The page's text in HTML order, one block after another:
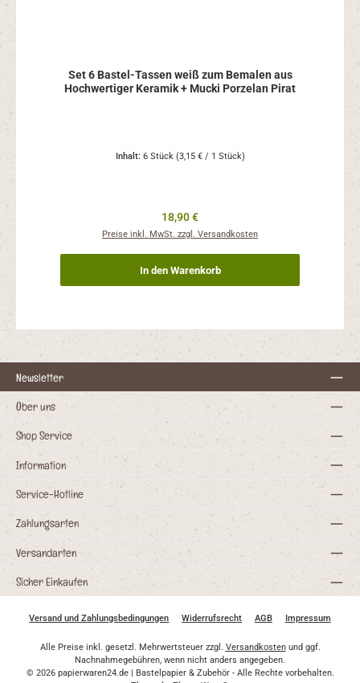
Set 6 Bastel-Tassen weiß zum Bemalen aus
Hochwertiger Keramik + Mucki Porzelan Pirat
Inhalt: 6 Stück (3,15 € / 1 Stück)
Regulärer Preis:
18,90 €
Preise inkl. MwSt. zzgl. Versandkosten
In den Warenkorb
Newsletter
Über uns
Shop Service
Information
Service-Hotline
Zahlungsarten
Versandarten
Sicher Einkaufen
Versand und Zahlungsbedingungen Widerrufsrecht AGB Impressum
Alle Preise inkl. gesetzl. Mehrwertsteuer zzgl. Versandkostenund ggf.
Nachnahmegebühren, wenn nicht anders angegeben.
© 2026 papierwaren24.de | Bastelpapier & Zubehör - Alle Rechte vorbehalten.